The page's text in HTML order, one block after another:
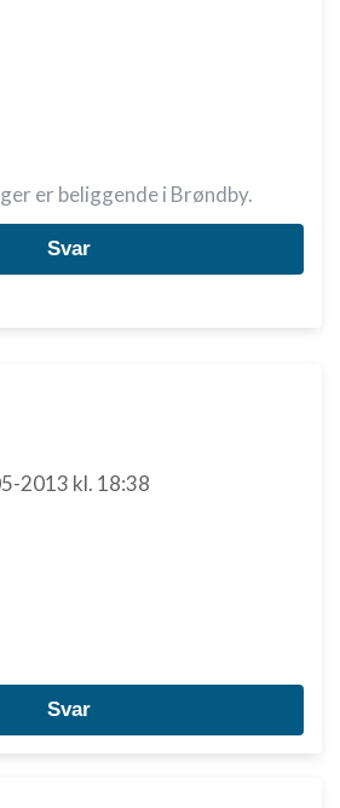
er beliggende i Brøndby.
Svar
2013 kl. 18:38
Svar